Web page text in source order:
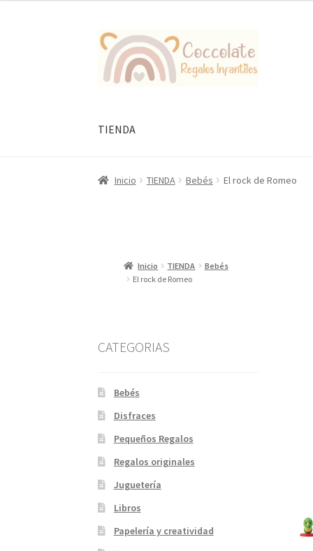
Ir
la
Ir
al
contenido
TIENDA
Inicio TIENDA Bebés El rock de Romeo
Inicio TIENDA
Bebés
El rock de Romeo
CATEGORIAS
Bebés
Disfraces
Pequeños Regalos
Regalos originales
Juguetería
Libros
Papelería y creatividad